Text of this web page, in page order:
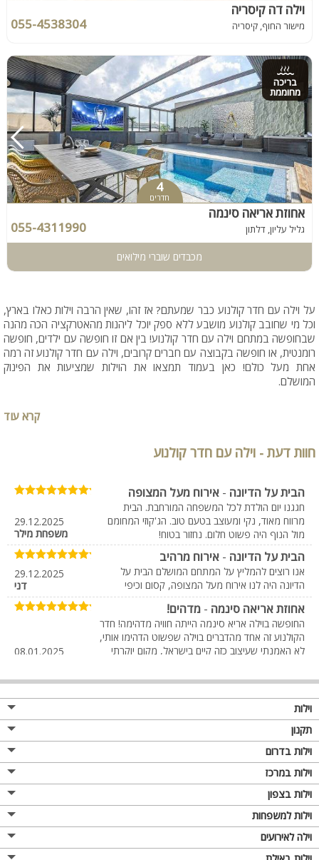
וילה דה קיסריה
מישור החוף, קיסריה 055-4538304
בריכה
מחוממת
4
חדרים
אחוזת אריאה סינמה
גליל עליון, דלתון 055-4311990
מכבדים שוברי מילואים
על וילה עם חדר קולנוע כבר שמעתם? אז זהו, שאין הרבה וילות כאלו בארץ,
וכל מי שחובב קולנוע מושבע ללא ספק יוכל ליהנות מהאטרקציה הכה מהנה
שבחופשה במתחם וילה עם חדר קולנוע! בין אם זו חופשה עם ילדים, חופשה
רומנטית, או חופשה בקבוצה עם חברים קרובים, וילה עם חדר קולנוע זה רמה
אחת מעל כולם! כאן בעמוד תמצאו את הוילות שמציעות את הפינוק
המושלם.
קרא עוד
חוות דעת - וילה עם חדר קולנוע
הבית על הדיונה - אירוח מעל המצופה
חגגנו יום הולדת לכל המשפחה המורחבת. הבית
מרווח מאוד, נקי ומעוצב בטעם טוב. הג'קוזי המחומם
מול הנוף היה פשוט חלום. נחזור בטוח!
29.12.2025
משפחת מילר
הבית על הדיונה - אירוח מרהיב
אנו רוצים להמליץ על המתחם המושלם הבית על
הדיונה היה לנו אירוח מעל המצופה, קסום וכיפי
29.12.2025
דני
אחוזת אריאה סינמה - מדהים!
החופשה בוילה אריא סינמה הייתה חוויה מדהימה! חדר
הקולנוע זה אחד מהדברים בוילה שפשוט הדהימו אותי,
לא האמנתי שעיצוב כזה קיים בישראל, מקום יוקרתי
08.01.2025
וילה אדווה-מומלץ
מקום נדירר מאובזר מא עד ת היה לנו ממש כיף
16.03.2023
וילה אדווה-תגובה חיובית
וילה מדהימה, ממקומת במקום טוב, יש המון צמחייה
יפה בחוץ, הבריכה גדולה מאוד, יש כל מה שצריך
לחופשה בוילה, המטבח גדול ויש הרבה פינות ישיבה
הילדים הכי אהבו את השולחן סנוקר והחדר קולנוע
16.03.2023
תומר נדין
וילה אדווה-
מקום נהדר אין לי תלונות מקום נהדר נקי מאוד
והבעלים מאוד נחמדים
16.03.2023
דליה
וילות
תקנון
וילות בדרום
וילות במרכז
וילות בצפון
וילות למשפחות
וילה לאירועים